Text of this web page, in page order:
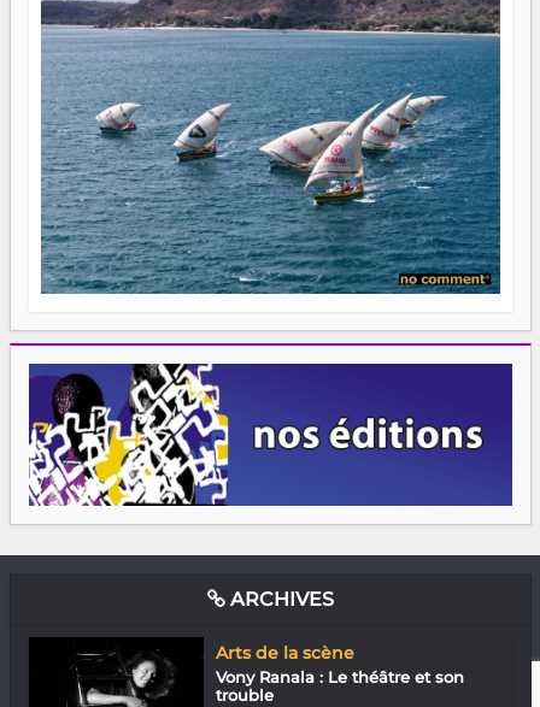
ARCHIVES
Arts de la scène
Vony Ranala : Le théâtre et son
trouble